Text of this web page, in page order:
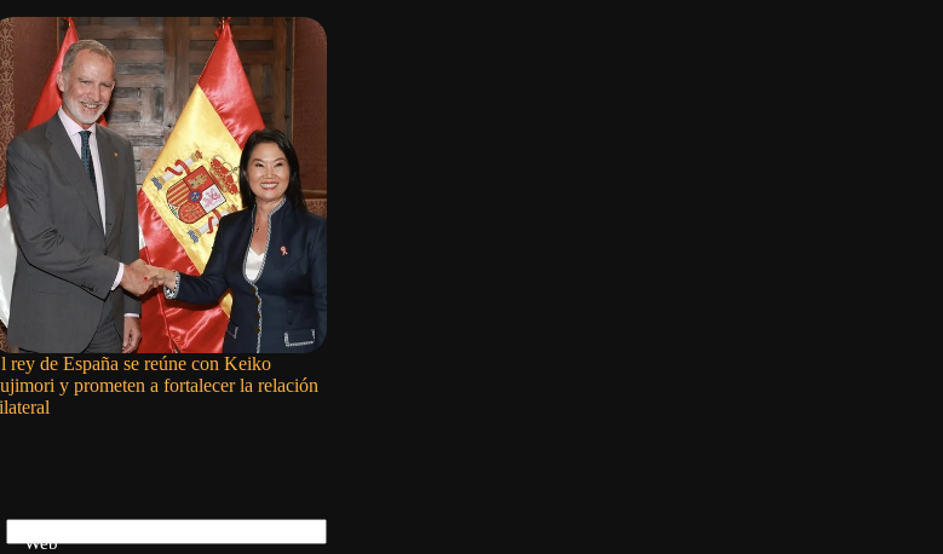
rey de España se reúne con Keiko
y prometen a fortalecer la relación
Web